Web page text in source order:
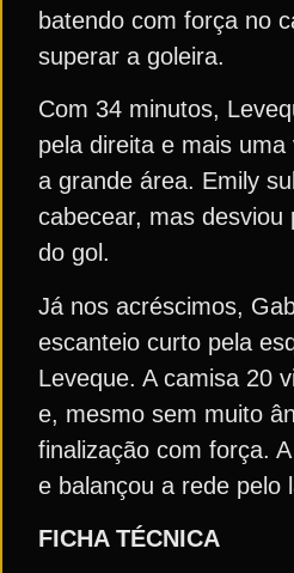
batendo com força no
superar a goleira.
Com 34 minutos,
pela direita e mais
a grande área. Emily
cabecear, mas
do gol.
Já nos acréscimos,
escanteio curto pela
Leveque. A camisa 20
e, mesmo sem muito
finalização com força.
e balançou a rede pelo
FICHA TÉCNICA